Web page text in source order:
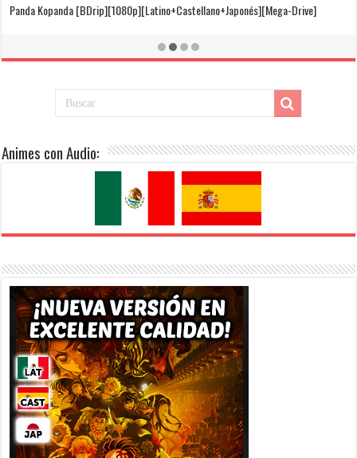
Animes con Audio: